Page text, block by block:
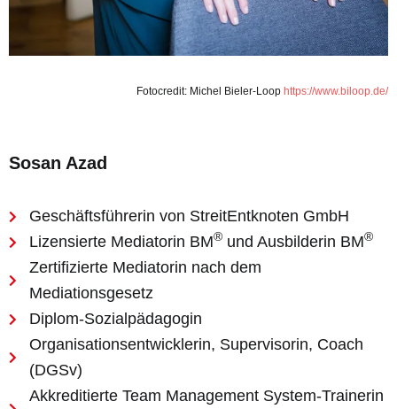
Fotocredit: Michel Bieler-Loop https://www.biloop.de/
Sosan Azad
Geschäftsführerin von StreitEntknoten GmbH
Lizensierte Mediatorin BM®und Ausbilderin BM®
Zertifizierte Mediatorin nach dem
Mediationsgesetz
Diplom-Sozialpädagogin
Organisationsentwicklerin, Supervisorin, Coach
(DGSv)
Akkreditierte Team Management System-Trainerin